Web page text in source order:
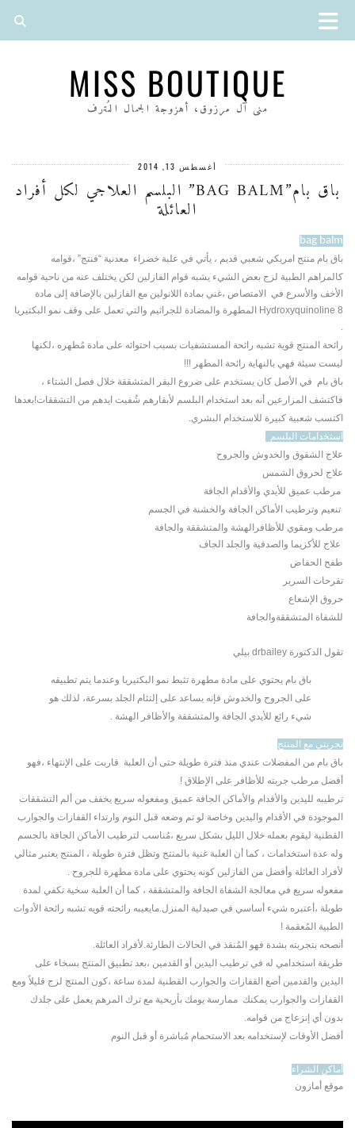
MISS BOUTIQUE
منى آل مرزوق، أهزوجة الجمال المُترف
أغسطس 13, 2014
باق بام”BAG BALM” البلسم العلاجي لكل أفراد
العائلة
bag balm
باق بام منتج امريكي شعبي قديم ، يأتي في علبة خضراء معدنية “فنتج” ،قوامه
كالمراهم الطبية لزج بعض الشيء يشبه قوام الفازلين لكن يختلف عنه من ناحية قوامه
الأخف والأسرع في الامتصاص ،غني بمادة اللانولين مع الفازلين بالإضافة إلى مادة
Hydroxyquinoline 8 المطهرة والمضادة للجراثيم والتي تعمل على وقف نمو البكتيريا
.
رائحة المنتج قوية تشبه رائحة المستشفيات بسبب احتوائه على مادة مُطهره ،لكنها
ليست سيئة فهي بالنهاية رائحة المطهر !!!
باق بام في الأصل كان يستخدم على ضروع البقر المتشققة خلال فصل الشتاء ،
فاكتشف المزارعين أنه بعد استخدام البلسم لأبقارهم شُفيت ايدهم من التشققات!بعدها
اكتسب شعبية كبيرة للاستخدام البشري.
استخدامات البلسم
علاج الشقوق والخدوش والجروح
علاج لحروق الشمس
مرطب عميق للأيدي والأقدام الجافة
تنعيم وترطيب الأماكن الجافة والخشنة في الجسم
مرطب ومقوي للأظافرالهشة والمتشققة والجافة
علاج للأكزيما والصدفية والجلد الجاف
طفح الحفاض
تقرحات السرير
حروق الإشعاع
للشفاة المتشققةوالجافة
تقول الدكتورة drbailey بيلي
باق بام يحتوي على مادة مطهرة تثبط نمو البكتيريا وعندما يتم تطبيقه
على الجروح والخدوش فإنه يساعد على إلتئام الجلد بسرعة، لذلك هو
شيء رائع للأيدي الجافة والمتشققة والأظافر الهشة .
تجربتي مع المنتج
باق بام من المفضلات عندي منذ فترة طويلة حتى أن العلبة قاربت على الإنتهاء ،فهو
أفضل مرطب جربته للأظافر على الإطلاق !
ترطيبه لليدين والأقدام والأماكن الجافة عميق ومفعوله سريع يخفف من ألم التشققات
الموجودة في الأقدام واليدين وخاصة لو تم وضعه قبل النوم وارتداء القفازات والجوارب
القطنية ليقوم بعمله خلال الليل بشكل سريع ،مُناسب لترطيب الأماكن الجافة بالجسم
وله عدة استخدامات ، كما أن العلبة غنية بالمنتج وتظل فترة طويلة ، المنتج يعتبر مثالي
لأفراد العائلة وأفضل من الفازلين كونه يحتوي على مادة مطهرة للجروح .
مفعوله سريع في معالجة الشفاة الجافة والمتشققة ، كما أن العلبة سخية تكفي لمدة
طويلة ،أعتبره شيء أساسي في صيدلية المنزل.مايعيبه رائحته قويه تشبه رائحة الأدوات
الطبية المُعقمة !
أنصحه بتجربته بشدة فهو المُنقذ في الحالات الطارئة.لأفراد العائلة.
طريقة استخدامي له في ترطيب اليدين أو القدمين ،بعد تطبيق المنتج بسخاء على
اليدين والقدمين أضع القفازات والجوارب القطنية لمدة ساعة ،كون المنتج لزج قليلاً ومع
القفازات والجوارب يمكنك ممارسة يومك بأريحية مع ترك المرهم يعمل على جلدك
بدون أي إنزعاج من قوامه.
أفضل الأوقات لإستخدامه بعد الاستحمام مُباشرة أو قبل النوم
أماكن الشراء
موقع أمازون